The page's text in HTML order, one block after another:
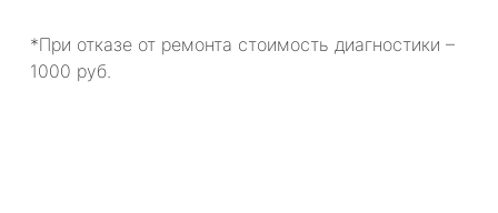
*При отказе от ремонта стоимость диагностики –
1000 руб.